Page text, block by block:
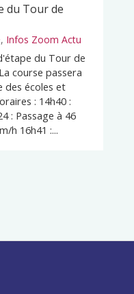
du Tour de
, Infos Zoom Actu
du Tour de
course passera
des écoles et
: 14h40 :
: Passage à 46
h 16h41 :...